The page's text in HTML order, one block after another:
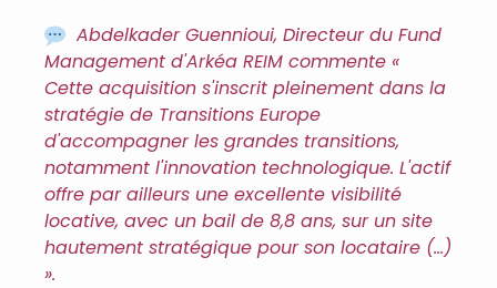
Abdelkader Guennioui, Directeur du Fund
Management d'Arkéa REIM commente «
Cette acquisition s'inscrit pleinement dans la
stratégie de Transitions Europe
d'accompagner les grandes transitions,
notamment l'innovation technologique. L'actif
offre par ailleurs une excellente visibilité
locative, avec un bail de 8,8 ans, sur un site
hautement stratégique pour son locataire (…)
».